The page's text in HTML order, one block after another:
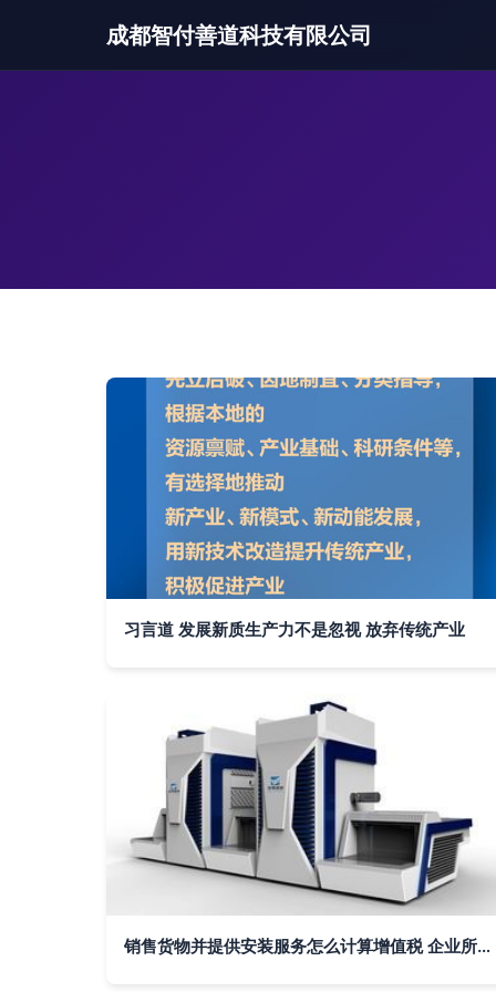
成都智付善道科技有限公司
习言道 发展新质生产力不是忽视 放弃传统产业
销售货物并提供安装服务怎么计算增值税 企业所得税重如何解决